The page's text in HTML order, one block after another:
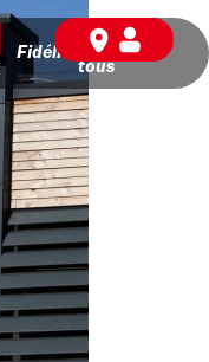
Fidélité
BD pour
tous